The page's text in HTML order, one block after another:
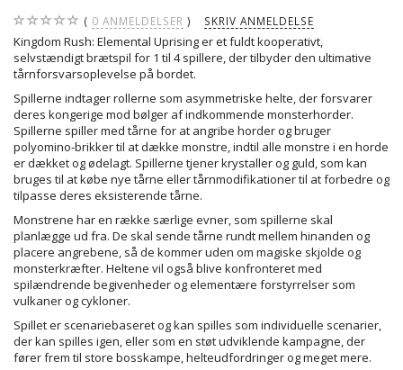
0 ANMELDELSER SKRIV ANMELDELSE
Kingdom Rush: Elemental Uprising er et fuldt kooperativt,
selvstændigt brætspil for 1 til 4 spillere, der tilbyder den ultimative
tårnforsvarsoplevelse på bordet.
Spillerne indtager rollerne som asymmetriske helte, der forsvarer
deres kongerige mod bølger af indkommende monsterhorder.
Spillerne spiller med tårne for at angribe horder og bruger
polyomino-brikker til at dække monstre, indtil alle monstre i en horde
er dækket og ødelagt. Spillerne tjener krystaller og guld, som kan
bruges til at købe nye tårne eller tårnmodifikationer til at forbedre og
tilpasse deres eksisterende tårne.
Monstrene har en række særlige evner, som spillerne skal
planlægge ud fra. De skal sende tårne rundt mellem hinanden og
placere angrebene, så de kommer uden om magiske skjolde og
monsterkræfter. Heltene vil også blive konfronteret med
spilændrende begivenheder og elementære forstyrrelser som
vulkaner og cykloner.
Spillet er scenariebaseret og kan spilles som individuelle scenarier,
der kan spilles igen, eller som en støt udviklende kampagne, der
fører frem til store bosskampe, helteudfordringer og meget mere.